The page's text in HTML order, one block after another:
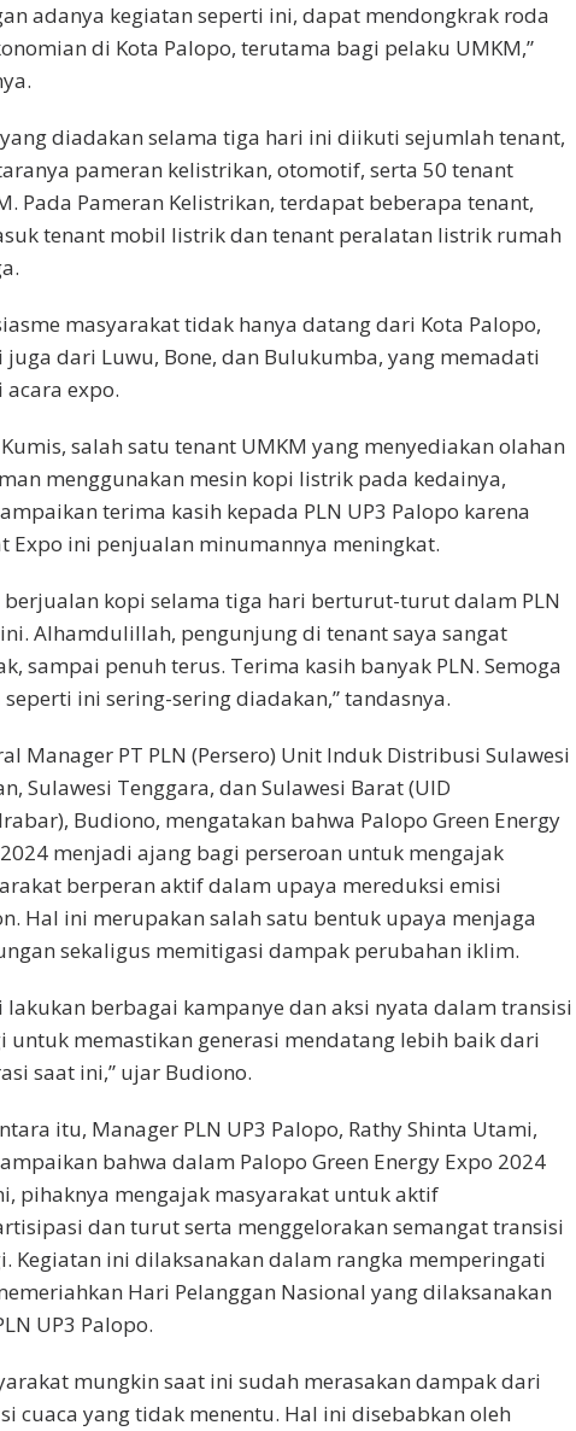
adanya kegiatan seperti ini, dapat mendongkrak roda
di Kota Palopo, terutama bagi pelaku UMKM,”
diadakan selama tiga hari ini diikuti sejumlah tenant,
pameran kelistrikan, otomotif, serta 50 tenant
Pada Pameran Kelistrikan, terdapat beberapa tenant,
tenant mobil listrik dan tenant peralatan listrik rumah
masyarakat tidak hanya datang dari Kota Palopo,
juga dari Luwu, Bone, dan Bulukumba, yang memadati
acara expo.
salah satu tenant UMKM yang menyediakan olahan
menggunakan mesin kopi listrik pada kedainya,
terima kasih kepada PLN UP3 Palopo karena
Expo ini penjualan minumannya meningkat.
berjualan kopi selama tiga hari berturut-turut dalam PLN
Alhamdulillah, pengunjung di tenant saya sangat
sampai penuh terus. Terima kasih banyak PLN. Semoga
seperti ini sering-sering diadakan,” tandasnya.
Manager PT PLN (Persero) Unit Induk Distribusi Sulawesi
Sulawesi Tenggara, dan Sulawesi Barat (UID
Budiono, mengatakan bahwa Palopo Green Energy
menjadi ajang bagi perseroan untuk mengajak
berperan aktif dalam upaya mereduksi emisi
Hal ini merupakan salah satu bentuk upaya menjaga
sekaligus memitigasi dampak perubahan iklim.
lakukan berbagai kampanye dan aksi nyata dalam transisi
untuk memastikan generasi mendatang lebih baik dari
saat ini,” ujar Budiono.
itu, Manager PLN UP3 Palopo, Rathy Shinta Utami,
bahwa dalam Palopo Green Energy Expo 2024
pihaknya mengajak masyarakat untuk aktif
dan turut serta menggelorakan semangat transisi
Kegiatan ini dilaksanakan dalam rangka memperingati
Hari Pelanggan Nasional yang dilaksanakan
UP3 Palopo.
mungkin saat ini sudah merasakan dampak dari
cuaca yang tidak menentu. Hal ini disebabkan oleh